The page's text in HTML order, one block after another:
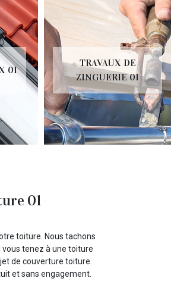
01
TRAVAUX DE
ZINGUERIE 01
01
toiture. Nous tachons
tenez à une toiture
de couverture toiture.
et sans engagement.